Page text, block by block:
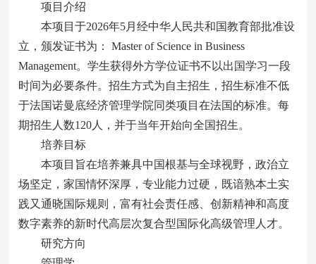
项目介绍
本项目于2026年5月经中华人民共和国教育部批准设
立，颁发证书为： Master of Science in Business
Management。学生获得外方学位证书不以出国学习一段
时间为必要条件。招生方式为自主招生，招生标准不低
于法国诺曼底经济管理学院同类项目在法国的标准。每
期招生人数120人，并于当年开始向全国招生。
培养目标
本项目旨在培养兼具中国根基与全球视野，政治立
场坚定，家国情怀深厚，专业能力过硬，既谙熟本土实
践又通晓国际规则，富有社会责任感、创新精神和高度
数字素养的新时代高层次复合型国际化高级管理人才。
研究方向